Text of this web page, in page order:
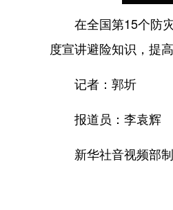
在全国第15个防灾
度宣讲避险知识，提
记者：郭圻
报道员：李袁辉
新华社音视频部